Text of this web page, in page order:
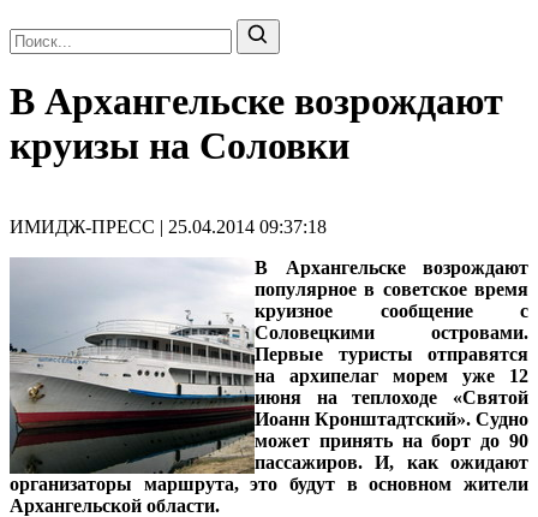
В Архангельске возрождают
круизы на Соловки
ИМИДЖ-ПРЕСС | 25.04.2014 09:37:18
В Архангельске возрождают
популярное в советское время
круизное сообщение с
Соловецкими островами.
Первые туристы отправятся
на архипелаг морем уже 12
июня на теплоходе «Святой
Иоанн Кронштадтский». Судно
может принять на борт до 90
пассажиров. И, как ожидают
организаторы маршрута, это будут в основном жители
Архангельской области.